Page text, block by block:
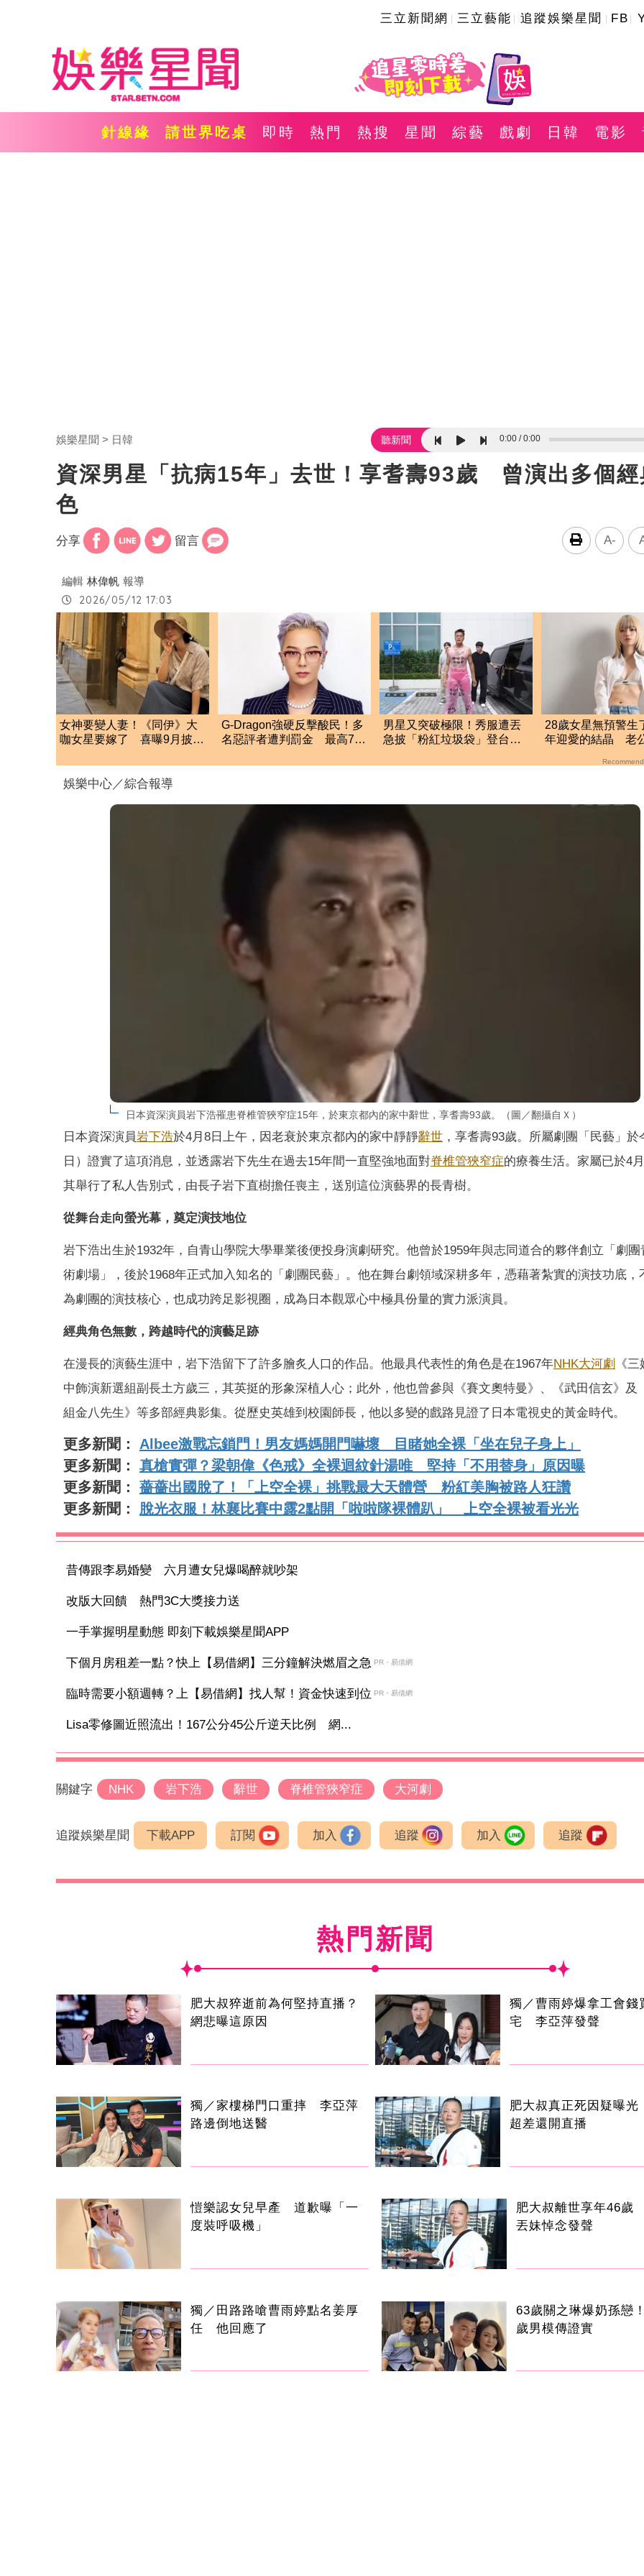
三立新聞網 三立藝能 追蹤娛樂星聞 FB
針線緣 請世界吃桌 即時 熱門 熱搜 星聞 綜藝 戲劇 日韓 電影
娛樂星聞 日韓 聽新聞 0:00 0:00
資深男星「抗病15年」去世！享耆壽93歲 曾演出多個經
色
分享 留言 A-
編輯 林偉帆 報導
2026/05/12 17:03
女神要變人妻！《同伊》大
咖女星要嫁了 喜曝9月披婚
G-Dragon強硬反擊酸民！多
名惡評者遭判罰金 最高700
男星又突破極限！秀服遭丟
急披「粉紅垃圾袋」登台
28歲女星無預警生
年迎愛的結晶 老
娛樂中心／綜合報導
日本資深演員岩下浩罹患脊椎管狹窄症15年，於東京都內的家中辭世，享耆壽93歲。（圖／翻攝自Ｘ）
日本資深演員岩下浩於4月8日上午，因老衰於東京都內的家中靜靜辭世 ，享耆壽93歲。所屬劇團「民藝」於
日）證實了這項消息，並透露岩下先生在過去15年間一直堅強地面對脊椎管狹窄症的療養生活。家屬已於4
其舉行了私人告別式，由長子岩下直樹擔任喪主，送別這位演藝界的長青樹。
從舞台走向螢光幕，奠定演技地位
岩下浩出生於1932年，自青山學院大學畢業後便投身演劇研究。他曾於1959年與志同道合的夥伴創立「劇團
術劇場」，後於1968年正式加入知名的「劇團民藝」。他在舞台劇領域深耕多年，憑藉著紮實的演技功底，
為劇團的演技核心，也成功跨足影視圈，成為日本觀眾心中極具份量的實力派演員。
經典角色無數，跨越時代的演藝足跡
在漫長的演藝生涯中，岩下浩留下了許多膾炙人口的作品。他最具代表性的角色是在1967年NHK大河劇
《
中飾演新選組副長土方歲三，其英挺的形象深植人心；此外，他也曾參與《賽文奧特曼》、《武田信玄》及
組金八先生》等多部經典影集。從歷史英雄到校園師長，他以多變的戲路見證了日本電視史的黃金時代。
更多新聞： Albee激戰忘鎖門！男友媽媽開門嚇壞 目睹她全裸「坐在兒子身上」
更多新聞： 真槍實彈？梁朝偉《色戒》全裸迴紋針湯唯 堅持「不用替身」原因曝
更多新聞： 薔薔出國脫了！「上空全裸」挑戰最大天體營 粉紅美胸被路人狂讚
更多新聞： 脫光衣服！林襄比賽中露2點開「啦啦隊裸體趴」 上空全裸被看光光
昔傳跟李易婚變 六月遭女兒爆喝醉就吵架
改版大回饋 熱門3C大獎接力送
一手掌握明星動態 即刻下載娛樂星聞APP
下個月房租差一點？快上【易借網】三分鐘解決燃眉之急 PR・易借網
臨時需要小額週轉？上【易借網】找人幫！資金快速到位 PR・易借網
Lisa零修圖近照流出！167公分45公斤逆天比例 網...
關鍵字 NHK 岩下浩 辭世 脊椎管狹窄症 大河劇
追蹤娛樂星聞 下載APP 訂閱 加入 追蹤 加入 追蹤
熱門新聞
肥大叔猝逝前為何堅持直播？
網悲曝這原因
獨／曹雨婷爆拿工會錢
宅 李亞萍發聲
獨／家樓梯門口重摔 李亞萍
路邊倒地送醫
肥大叔真正死因疑曝光
超差還開直播
愷樂認女兒早產 道歉曝「一
度裝呼吸機」
肥大叔離世享年46
丟妹悼念發聲
獨／田路路嗆曹雨婷點名姜厚
任 他回應了
63歲關之琳爆奶孫戀
歲男模傳證實